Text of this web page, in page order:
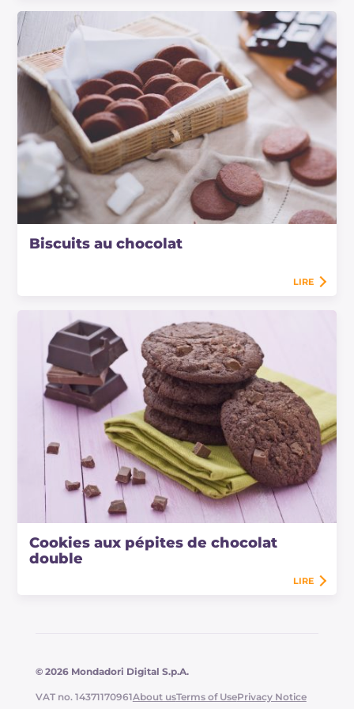
Biscuits au chocolat
LIRE
Cookies aux pépites de chocolat
double
LIRE
© 2026 Mondadori Digital S.p.A.
VAT no. 14371170961About usTerms of UsePrivacy Notice